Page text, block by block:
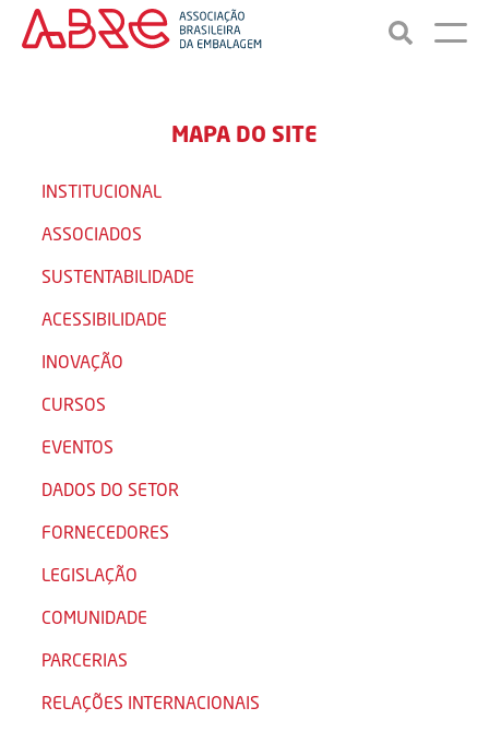
MAPA DO SITE
INSTITUCIONAL
ASSOCIADOS
SUSTENTABILIDADE
ACESSIBILIDADE
INOVAÇÃO
CURSOS
EVENTOS
DADOS DO SETOR
FORNECEDORES
LEGISLAÇÃO
COMUNIDADE
PARCERIAS
RELAÇÕES INTERNACIONAIS